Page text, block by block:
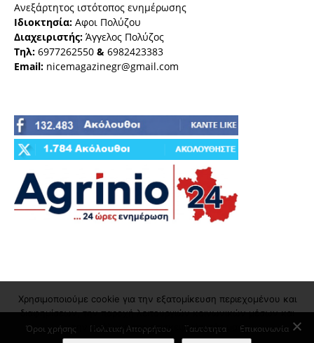
Ανεξάρτητος ιστότοπος ενημέρωσης
Ιδιοκτησία: Αφοι Πολύζου
Διαχειριστής: Άγγελος Πολύζος
Τηλ: 6977262550 & 6982423383
Email: nicemagazinegr@gmail.com
Όροι χρήσης Πολιτική Απορρήτου Ταυτότητα Επικοινωνία
Χρησιμοποιούμε cookie για την εξατομίκευση περιεχομένου και
διαφημίσεων, την παροχή λειτουργιών κοινωνικών μέσων και
την ανάλυση της επισκεψιμότητάς μας